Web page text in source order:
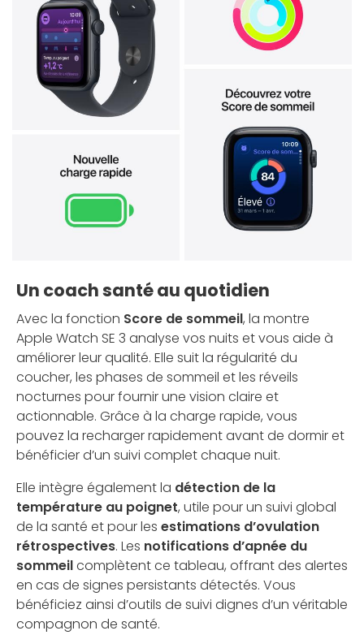
Un coach santé au quotidien
Avec la fonction Score de sommeil, la montre
Apple Watch SE 3 analyse vos nuits et vous aide à
améliorer leur qualité. Elle suit la régularité du
coucher, les phases de sommeil et les réveils
nocturnes pour fournir une vision claire et
actionnable. Grâce à la charge rapide, vous
pouvez la recharger rapidement avant de dormir et
bénéficier d’un suivi complet chaque nuit.
Elle intègre également la détection de la
température au poignet, utile pour un suivi global
de la santé et pour les estimations d’ovulation
rétrospectives. Les notifications d’apnée du
sommeilcomplètent ce tableau, offrant des alertes
en cas de signes persistants détectés. Vous
bénéficiez ainsi d’outils de suivi dignes d’un véritable
compagnon de santé.